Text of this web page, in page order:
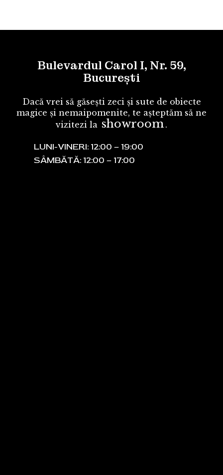
Bulevardul Carol I, Nr. 59,
București
Dacă vrei să găsești zeci și sute de obiecte
magice și nemaipomenite, te așteptăm să ne
vizitezi la showroom .
LUNI-VINERI: 12:00 – 19:00
SÂMBĂTĂ: 12:00 – 17:00